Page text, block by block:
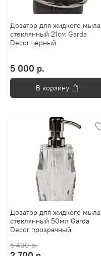
Дозатор для жидкого мыла
стеклянный 21см Garda
Decor черный
5 000 р.
В корзину
Дозатор для жидкого мыла
стеклянный 50мл Garda
Decor прозрачный
5 400 р.